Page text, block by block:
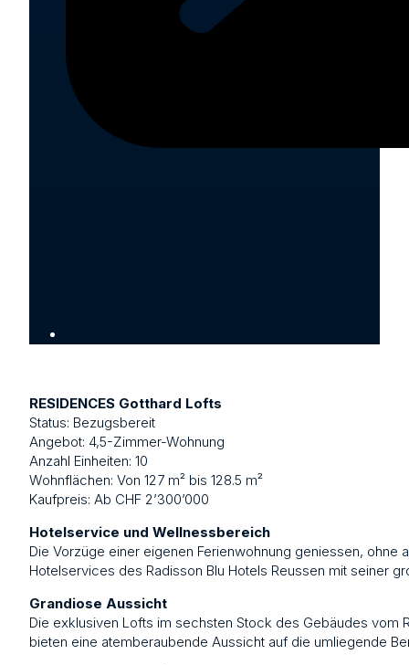
RESIDENCES Gotthard Lofts
Status: Bezugsbereit
Angebot: 4,5-Zimmer-Wohnung
Anzahl Einheiten: 10
Wohnflächen: Von 127 m² bis 128.5 m²
Kaufpreis: Ab CHF 2’300’000
Hotelservice und Wellnessbereich
Die Vorzüge einer eigenen Ferienwohnung geniessen,
Hotelservices des Radisson Blu Hotels Reussen mit seiner
Grandiose Aussicht
Die exklusiven Lofts im sechsten Stock des Gebäudes vom
bieten eine atemberaubende Aussicht auf die umliegende